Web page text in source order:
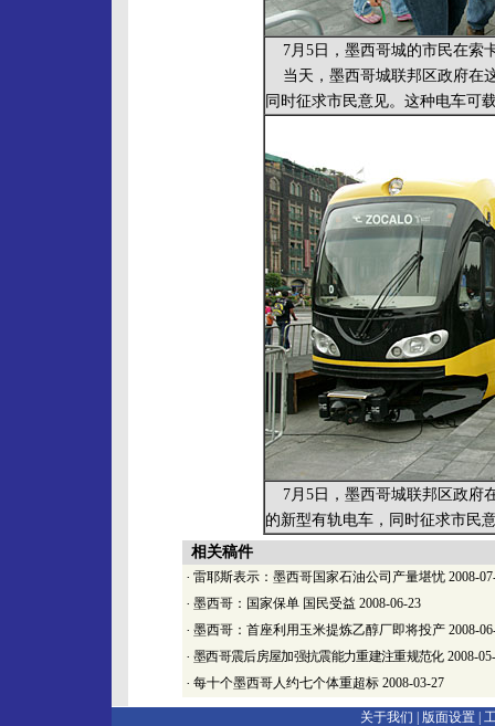
7月5日，墨西哥城的市民在索
当天，墨西哥城联邦区政府在
同时征求市民意见。这种电车可
7月5日，墨西哥城联邦区政府
的新型有轨电车，同时征求市民
相关稿件
· 雷耶斯表示：墨西哥国家石油公司产量堪忧 2008-
· 墨西哥：国家保单 国民受益 2008-06-23
· 墨西哥：首座利用玉米提炼乙醇厂即将投产 2008-
· 墨西哥震后房屋加强抗震能力重建注重规范化2008-
· 每十个墨西哥人约七个体重超标 2008-03-27
关于我们 | 版面设置